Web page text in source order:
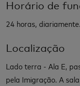
Horário de
24 horas, diariamente.
Localização
Lado terra - Ala E,
pela Imigração. A